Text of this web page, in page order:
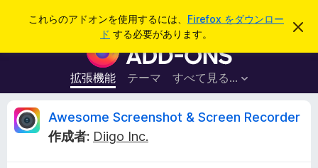
これらのアドオンを使用するには、 Firefox をダウンロー
ド する必要があります。
こ
を
じ
F
i
r
e
拡張機能 テーマ すべて見る...
ログイン
A
Awesome Screenshot & Screen Recorder
作成者: Diigo Inc.